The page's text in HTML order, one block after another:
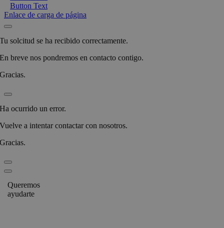
Button Text
Enlace de carga de página
Tu solcitud se ha recibido correctamente.
En breve nos pondremos en contacto contigo.
Gracias.
Ha ocurrido un error.
Vuelve a intentar contactar con nosotros.
Gracias.
Queremos
ayudarte